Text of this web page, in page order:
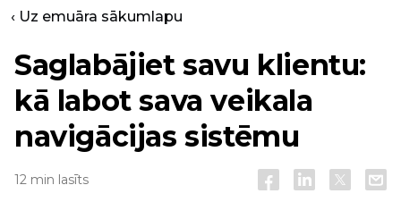
‹ Uz emuāra sākumlapu
Saglabājiet savu klientu:
kā labot sava veikala
navigācijas sistēmu
12 min lasīts